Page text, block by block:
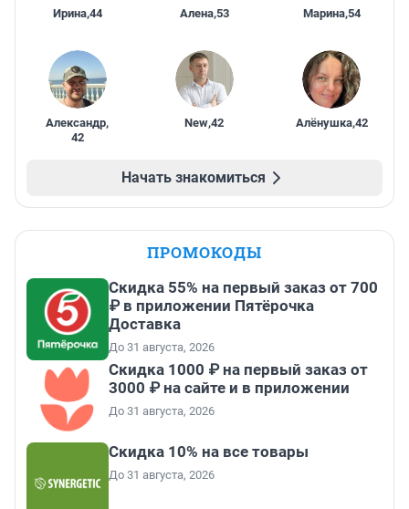
Ирина,44 Алена,53 Марина,54
Александр,
42
New,42 Алёнушка,42
Начать знакомиться
ПРОМОКОДЫ
Скидка 55% на первый заказ от 700
₽ в приложении Пятёрочка
Доставка
До 31 августа, 2026
Скидка 1000 ₽ на первый заказ от
3000 ₽ на сайте и в приложении
До 31 августа, 2026
Скидка 10% на все товары
До 31 августа, 2026